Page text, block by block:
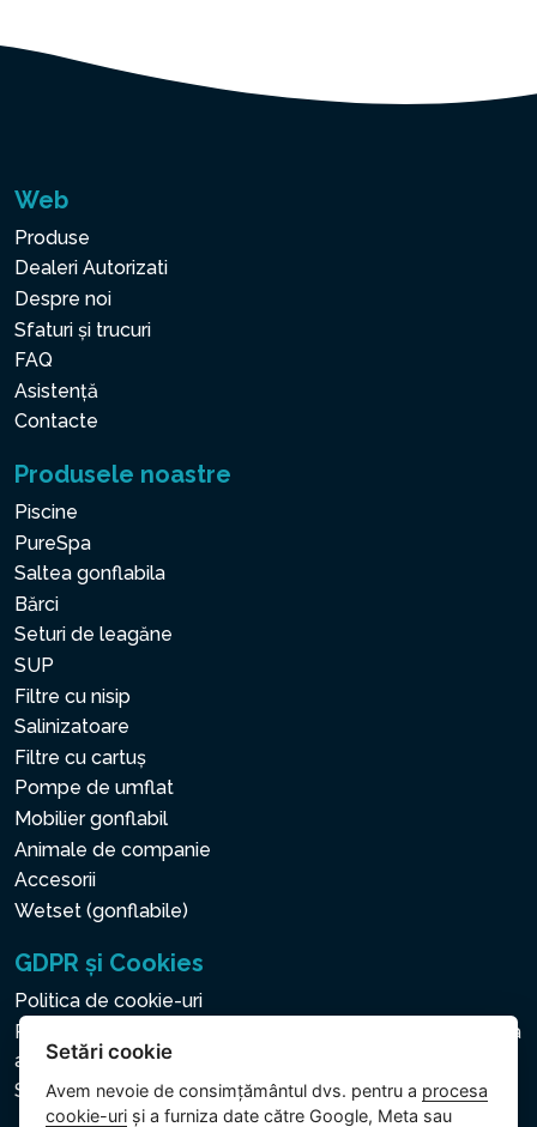
Web
Produse
Dealeri Autorizati
Despre noi
Sfaturi și trucuri
FAQ
Asistență
Contacte
Produsele noastre
Piscine
PureSpa
Saltea gonflabila
Bărci
Seturi de leagăne
SUP
Filtre cu nisip
Salinizatoare
Filtre cu cartuș
Pompe de umflat
Mobilier gonflabil
Animale de companie
Accesorii
Wetset (gonflabile)
GDPR și Cookies
Politica de cookie-uri
Politica privind protecția datelor cu caracter personal și a
altor date prelucrate
Setări cookie
Setări cookie
Avem nevoie de consimțământul dvs. pentru a procesa
cookie-uri și a furniza date către Google, Meta sau